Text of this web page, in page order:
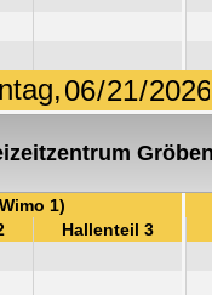
1)
Hallenteil 3